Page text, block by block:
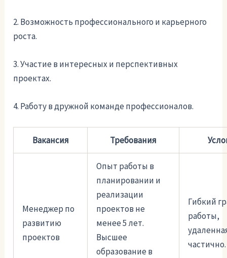
2. Возможность профессионального и карьерного
роста.
3. Участие в интересных и перспективных
проектах.
4. Работу в дружной команде профессионалов.
Вакансия Требования
Менеджер по
развитию
проектов
Опыт работы в
планировании и
реализации
проектов не
менее 5 лет.
Высшее
образование в
Гибкий
работы,
частично.